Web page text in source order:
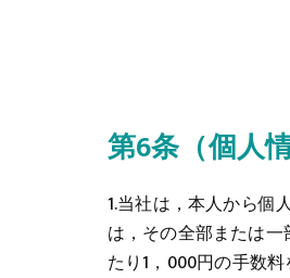
第6条（個人
1.当社は，本人から個
は，その全部または
たり1，000円の手数料